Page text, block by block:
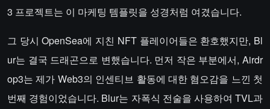
3 프로젝트는 이 마케팅 템플릿을 성경처럼 여겼습니다.
그 당시 OpenSea에 지친 NFT 플레이어들은 환호했지만, Bl
ur는 결국 드래곤으로 변했습니다. 먼저 작은 부분에서, Airdr
op3는 제가 Web3의 인센티브 활동에 대한 혐오감을 느낀 첫
번째 경험이었습니다. Blur는 자폭식 전술을 사용하여 TVL과